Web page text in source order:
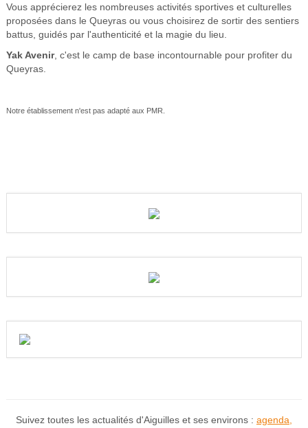
Vous apprécierez les nombreuses activités sportives et culturelles
proposées dans le Queyras ou vous choisirez de sortir des sentiers
battus, guidés par l'authenticité et la magie du lieu.
Yak Avenir, c'est le camp de base incontournable pour profiter du
Queyras.
Notre établissement n'est pas adapté aux PMR.
Suivez toutes les actualités d'Aiguilles et ses environs : agenda,